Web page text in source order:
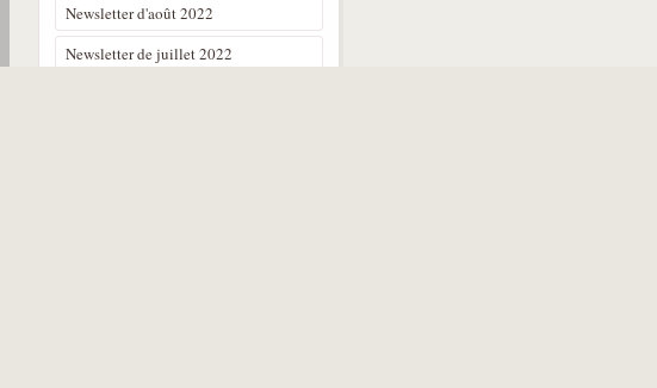
Newsletter d'août 2022
Newsletter de juillet 2022